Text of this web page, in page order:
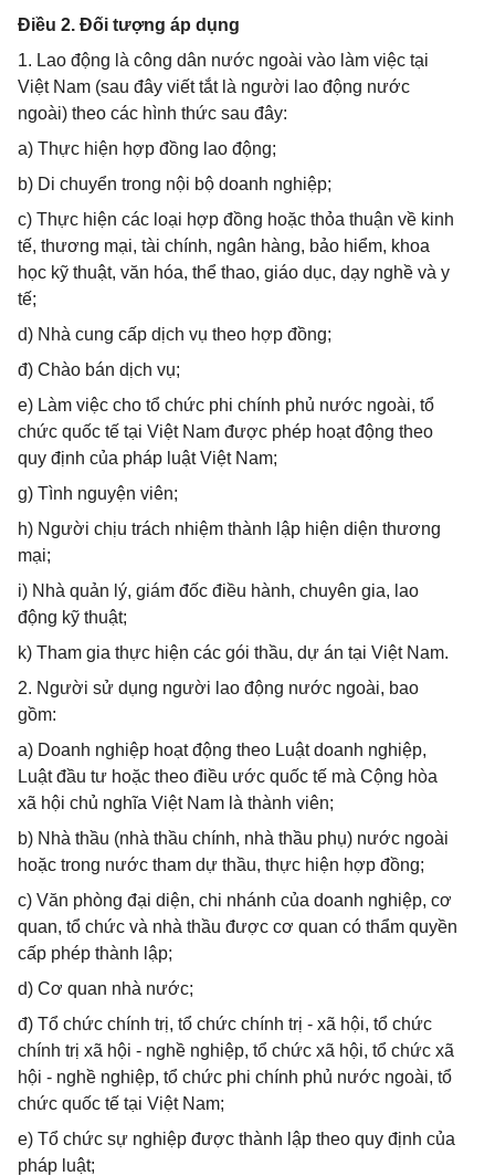
Điều 2. Đối tượng áp dụng
1. Lao động là công dân nước ngoài vào làm việc tại
Việt Nam (sau đây viết tắt là người lao động nước
ngoài) theo các hình thức sau đây:
a) Thực hiện hợp đồng lao động;
b) Di chuyển trong nội bộ doanh nghiệp;
c) Thực hiện các loại hợp đồng hoặc thỏa thuận về kinh
tế, thương mại, tài chính, ngân hàng, bảo hiểm, khoa
học kỹ thuật, văn hóa, thể thao, giáo dục, dạy nghề và y
tế;
d) Nhà cung cấp dịch vụ theo hợp đồng;
đ) Chào bán dịch vụ;
e) Làm việc cho tổ chức phi chính phủ nước ngoài, tổ
chức quốc tế tại Việt Nam được phép hoạt động theo
quy định của pháp luật Việt Nam;
g) Tình nguyện viên;
h) Người chịu trách nhiệm thành lập hiện diện thương
mại;
i) Nhà quản lý, giám đốc điều hành, chuyên gia, lao
động kỹ thuật;
k) Tham gia thực hiện các gói thầu, dự án tại Việt Nam.
2. Người sử dụng người lao động nước ngoài, bao
gồm:
a) Doanh nghiệp hoạt động theo Luật doanh nghiệp,
Luật đầu tư hoặc theo điều ước quốc tế mà Cộng hòa
xã hội chủ nghĩa Việt Nam là thành viên;
b) Nhà thầu (nhà thầu chính, nhà thầu phụ) nước ngoài
hoặc trong nước tham dự thầu, thực hiện hợp đồng;
c) Văn phòng đại diện, chi nhánh của doanh nghiệp, cơ
quan, tổ chức và nhà thầu được cơ quan có thẩm quyền
cấp phép thành lập;
d) Cơ quan nhà nước;
đ) Tổ chức chính trị, tổ chức chính trị - xã hội, tổ chức
chính trị xã hội - nghề nghiệp, tổ chức xã hội, tổ chức xã
hội - nghề nghiệp, tổ chức phi chính phủ nước ngoài, tổ
chức quốc tế tại Việt Nam;
e) Tổ chức sự nghiệp được thành lập theo quy định của
pháp luật;